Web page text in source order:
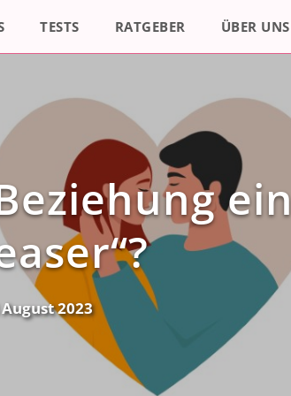
TESTS RATGEBER ÜBER UNS
ein
2023